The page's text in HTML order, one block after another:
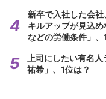
新卒で入社した会
キルアップが見込
などの労働条件」、
上司にしたい有名
祐希」、1位は？